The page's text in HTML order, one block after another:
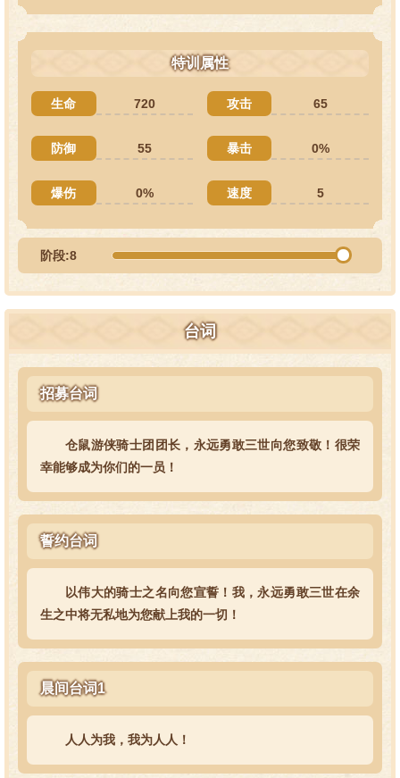
特训属性
生命 720 攻击 65
防御 55 暴击 0%
爆伤 0% 速度 5
阶段:8
台词
招募台词
仓鼠游侠骑士团团长，永远勇敢三世向您致敬！很荣
幸能够成为你们的一员！
誓约台词
以伟大的骑士之名向您宣誓！我，永远勇敢三世在余
生之中将无私地为您献上我的一切！
晨间台词1
人人为我，我为人人！